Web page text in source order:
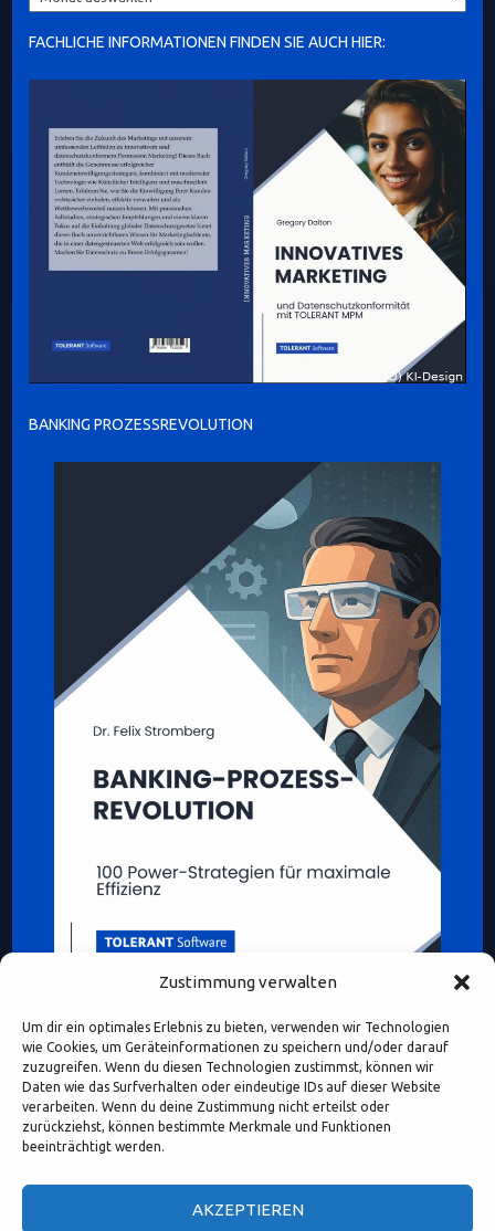
Zustimmung verwalten
Um dir ein optimales Erlebnis zu bieten, verwenden wir Technologien
wie Cookies, um Geräteinformationen zu speichern und/oder darauf
zuzugreifen. Wenn du diesen Technologien zustimmst, können wir
Daten wie das Surfverhalten oder eindeutige IDs auf dieser Website
verarbeiten. Wenn du deine Zustimmung nicht erteilst oder
zurückziehst, können bestimmte Merkmale und Funktionen
beeinträchtigt werden.
AKZEPTIEREN
FACHLICHE INFORMATIONEN FINDEN SIE AUCH HIER:
BANKING PROZESSREVOLUTION
Diese Webseite enthält Inhalte und Medien, die ganz oder
teilweise KI-unterstützt erstellt oder bearbeitet wurden.
nicht ausdrücklich anders gekennzeichnet – ausschließlich